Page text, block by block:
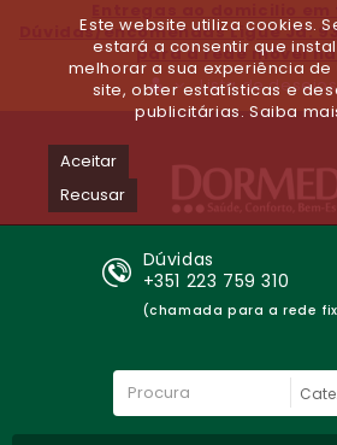
Dúvidas/encomendas Ligue Já:
para a rede móvel
Lista de
Dúvidas
+351 223 759 310
(chamada para a rede
Este website utiliza cookies.
estará a consentir que
melhorar a sua experiência
site, obter estatísticas e
publicitárias. Saiba
Aceitar
Recusar